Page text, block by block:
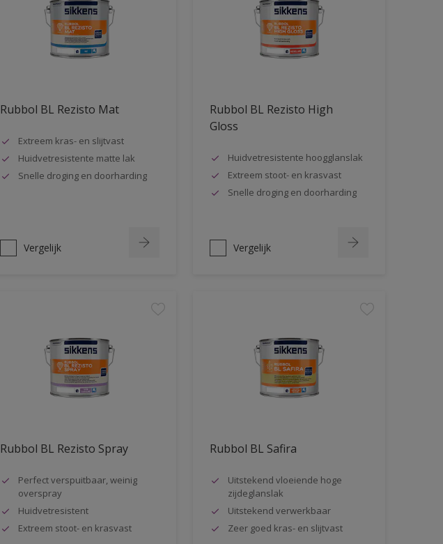
Rubbol BL Rezisto Mat
Extreem kras- en slijtvast
Huidvetresistente matte lak
Snelle droging en doorharding
Vergelijk
Rubbol BL Rezisto High
Gloss
Huidvetresistente hoogglanslak
Extreem stoot- en krasvast
Snelle droging en doorharding
Vergelijk
Rubbol BL Rezisto Spray
Perfect verspuitbaar, weinig
overspray
Huidvetresistent
Extreem stoot- en krasvast
Rubbol BL Safira
Uitstekend vloeiende hoge
zijdeglanslak
Uitstekend verwerkbaar
Zeer goed kras- en slijtvast